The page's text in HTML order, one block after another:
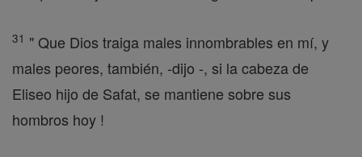
31 " Que Dios traiga males innombrables en mí, y
males peores, también, -dijo -, si la cabeza de
Eliseo hijo de Safat, se mantiene sobre sus
hombros hoy !